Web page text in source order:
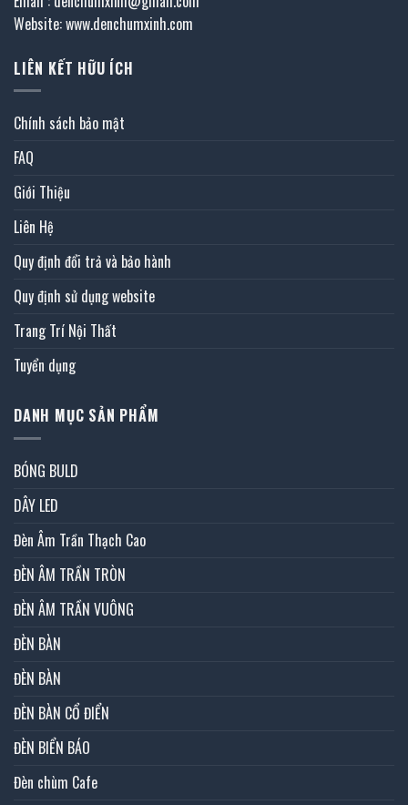
Website: www.denchumxinh.com
LIÊN KẾT HỮU ÍCH
Chính sách bảo mật
FAQ
Giới Thiệu
Liên Hệ
Quy định đổi trả và bảo hành
Quy định sử dụng website
Trang Trí Nội Thất
Tuyển dụng
DANH MỤC SẢN PHẨM
BÓNG BULD
DÂY LED
Đèn Âm Trần Thạch Cao
ĐÈN ÂM TRẦN TRÒN
ĐÈN ÂM TRẦN VUÔNG
ĐÈN BÀN
ĐÈN BÀN
ĐÈN BÀN CỔ ĐIỂN
ĐÈN BIỂN BÁO
Đèn chùm Cafe